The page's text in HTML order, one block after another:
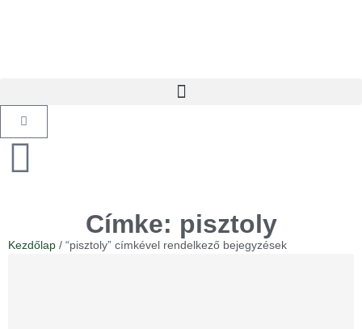
Címke: pisztoly
Kezdőlap / “pisztoly” címkével rendelkező bejegyzések